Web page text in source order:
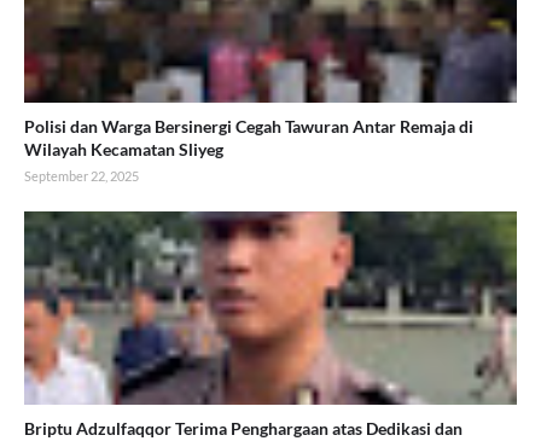
Polisi dan Warga Bersinergi Cegah Tawuran Antar Remaja di
Wilayah Kecamatan Sliyeg
September 22, 2025
Briptu Adzulfaqqor Terima Penghargaan atas Dedikasi dan